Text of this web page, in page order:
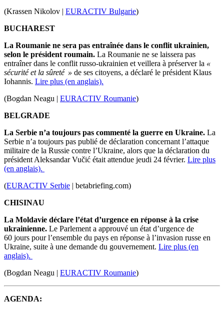
(Krassen Nikolov | EURACTIV Bulgarie)
BUCHAREST
La Roumanie ne sera pas entraînée dans le conflit ukrainien,
selon le président roumain. La Roumanie ne se laissera pas
entraîner dans le conflit russo-ukrainien et veillera à préserver la «
sécurité et la sûreté » de ses citoyens, a déclaré le président Klaus
Iohannis. Lire plus (en anglais).
(Bogdan Neagu | EURACTIV Roumanie)
BELGRADE
La Serbie n’a toujours pas commenté la guerre en Ukraine. La
Serbie n’a toujours pas publié de déclaration concernant l’attaque
militaire de la Russie contre l’Ukraine, alors que la déclaration du
président Aleksandar Vučić était attendue jeudi 24 février. Lire plus
(en anglais).
(EURACTIV Serbie | betabriefing.com)
CHISINAU
La Moldavie déclare l’état d’urgence en réponse à la crise
ukrainienne. Le Parlement a approuvé un état d’urgence de
60 jours pour l’ensemble du pays en réponse à l’invasion russe en
Ukraine, suite à une demande du gouvernement. Lire plus (en
anglais).
(Bogdan Neagu | EURACTIV Roumanie)
AGENDA: